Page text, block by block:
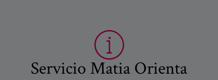
Servicio Matia Orienta